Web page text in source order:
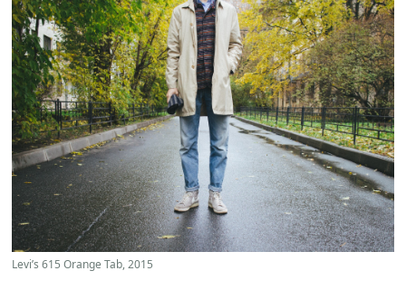
Levi’s 615 Orange Tab, 2015